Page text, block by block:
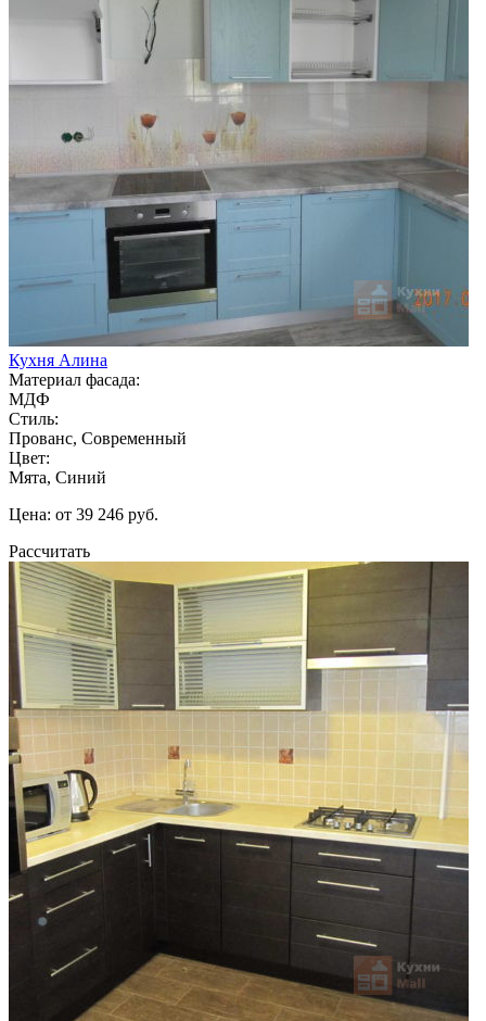
Кухня Алина
Материал фасада:
МДФ
Стиль:
Прованс, Современный
Цвет:
Мята, Синий
Цена: от 39 246 руб.
Рассчитать